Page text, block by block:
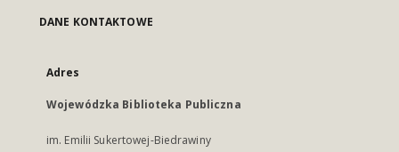
DANE KONTAKTOWE
Adres
Wojewódzka Biblioteka Publiczna
im. Emilii Sukertowej-Biedrawiny